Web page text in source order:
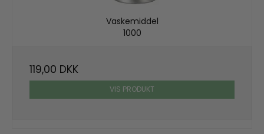
Vaskemiddel
1000
119,00 DKK
VIS PRODUKT